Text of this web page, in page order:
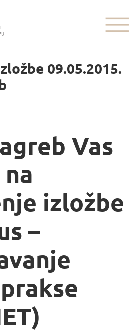
09.05.2015.
Vas
izložbe
–